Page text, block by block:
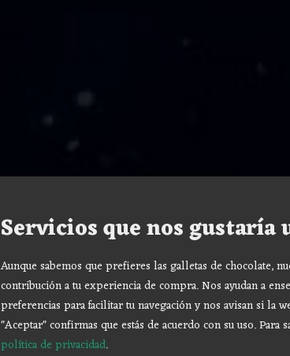
Servicios que nos
Aunque sabemos que prefieres las galletas de chocolate,
contribución a tu experiencia de compra. Nos ayudan a
preferencias para facilitar tu navegación y nos avisan si la
"Aceptar" confirmas que estás de acuerdo con su uso.Para
política de privacidad.